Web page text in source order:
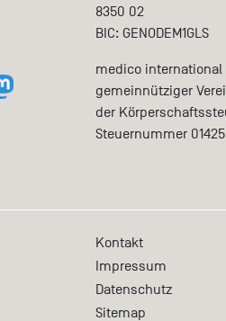
8350 02
BIC: GENODEM1GLS
medico international
gemeinnütziger
der
Steuernummer
Kontakt
Impressum
Datenschutz
Sitemap